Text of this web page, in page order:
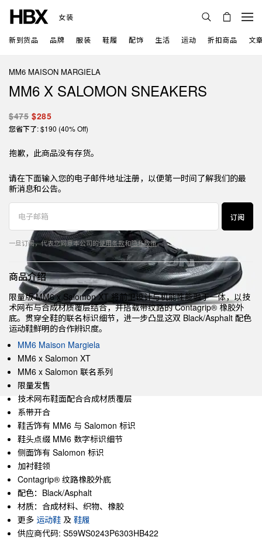
女装
新到货品 品牌 服装 鞋履 配饰 生活 运动 折扣商品 文
MM6 MAISON MARGIELA
MM6 X SALOMON SNEAKERS
$475 $285
您省下了: $190 (40% Off)
抱歉，此商品没有存货。
请在下面输入您的电子邮件地址注册，以便第一时间了解我们的最
新消息和公告。
订阅
一旦订阅，代表您同意本公司的使用条款和隐私政策。
商品介绍
限量版 MM6 x Salomon XT 将前卫设计与机能性能融于一体，以技
术网布与合成材质覆层结合，并搭载带纹路的 Contagrip® 橡胶外
底。贯穿全鞋的联名标识细节，进一步凸显这双 Black/Asphalt 配色
运动鞋鲜明的合作辨识度。
MM6 Maison Margiela
MM6 x Salomon XT
MM6 x Salomon 联名系列
限量发售
技术网布鞋面配合合成材质覆层
系带开合
鞋舌饰有 MM6 与 Salomon 标识
鞋头点缀 MM6 数字标识细节
侧面饰有 Salomon 标识
加衬鞋领
Contagrip® 纹路橡胶外底
配色：Black/Asphalt
材质：合成材料、织物、橡胶
更多 运动鞋 及 鞋履
供应商代码: S59WS0243P6303HB422